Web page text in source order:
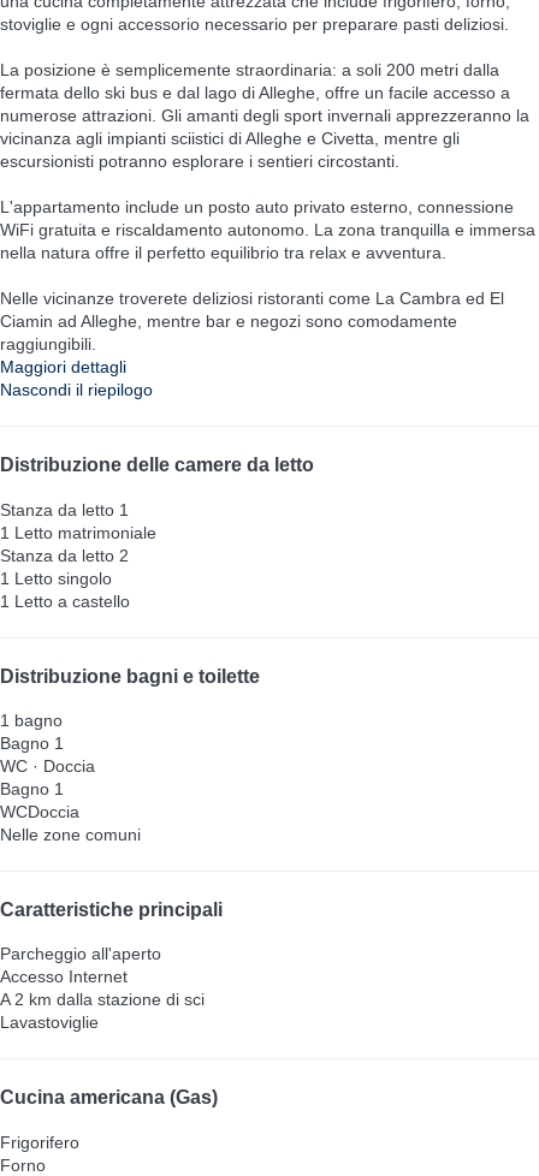
stoviglie e ogni accessorio necessario per preparare pasti deliziosi.
La posizione è semplicemente straordinaria: a soli 200 metri dalla
fermata dello ski bus e dal lago di Alleghe, offre un facile accesso a
numerose attrazioni. Gli amanti degli sport invernali apprezzeranno la
vicinanza agli impianti sciistici di Alleghe e Civetta, mentre gli
escursionisti potranno esplorare i sentieri circostanti.
L'appartamento include un posto auto privato esterno, connessione
WiFi gratuita e riscaldamento autonomo. La zona tranquilla e immersa
nella natura offre il perfetto equilibrio tra relax e avventura.
Nelle vicinanze troverete deliziosi ristoranti come La Cambra ed El
Ciamin ad Alleghe, mentre bar e negozi sono comodamente
raggiungibili.
Maggiori dettagli
Nascondi il riepilogo
Distribuzione delle camere da letto
Stanza da letto 1
1 Letto matrimoniale
Stanza da letto 2
1 Letto singolo
1 Letto a castello
Distribuzione bagni e toilette
1 bagno
Bagno 1
WC · Doccia
Bagno 1
WCDoccia
Nelle zone comuni
Caratteristiche principali
Parcheggio all'aperto
Accesso Internet
A 2 km dalla stazione di sci
Lavastoviglie
Cucina americana (Gas)
Frigorifero
Forno